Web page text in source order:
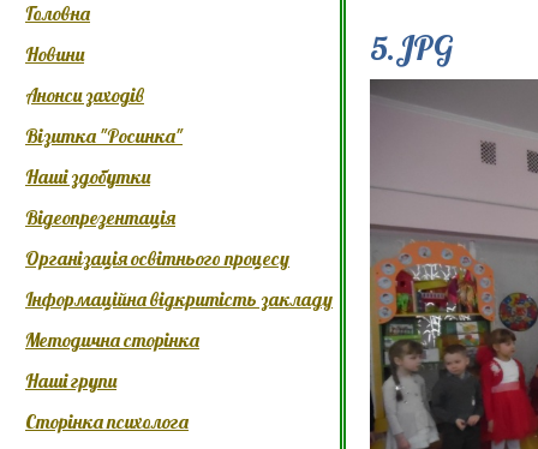
Головна
Новини
Анонси заходів
Візитка "Росинка"
Наші здобутки
Відеопрезентація
Організація освітнього процесу
Інформаційна відкритість закладу
Методична сторінка
Наші групи
Сторінка психолога
5.JPG